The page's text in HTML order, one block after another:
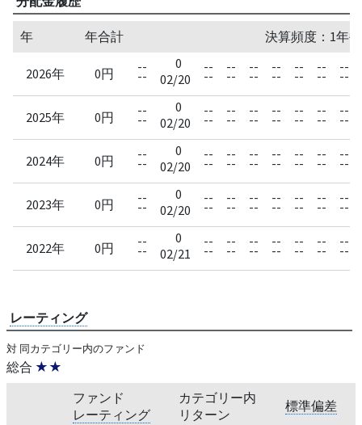
年 年合計 決算頻度：1年
2026年 0円 --
--
0
02/20
--
--
--
--
--
--
--
--
--
--
--
--
--
--
2025年 0円 --
--
0
02/20
--
--
--
--
--
--
--
--
--
--
--
--
--
--
2024年 0円 --
--
0
02/20
--
--
--
--
--
--
--
--
--
--
--
--
--
--
2023年 0円 --
--
0
02/20
--
--
--
--
--
--
--
--
--
--
--
--
--
--
2022年 0円 --
--
0
02/21
--
--
--
--
--
--
--
--
--
--
--
--
--
--
レーティング
対 同カテゴリー内のファンド
総合 ★★
ファンド
レーティング
カテゴリー内
リターン
標準偏差